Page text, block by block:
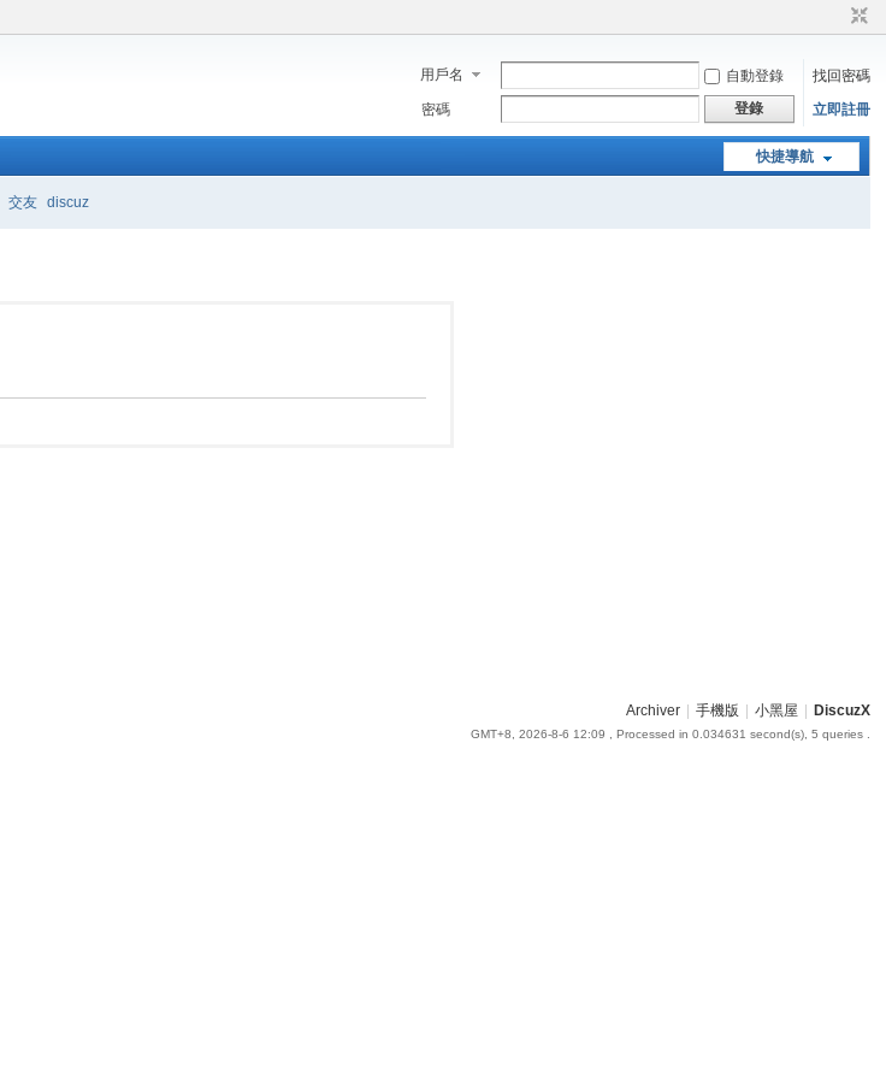
用戶名 自動登錄
找回密碼
密碼
登錄 立即註冊
快捷導航
交友 discuz
Archiver 手機版 小黑屋 DiscuzX
GMT+8, 2026-8-6 12:09 , Processed in 0.034631 second(s), 5 queries .